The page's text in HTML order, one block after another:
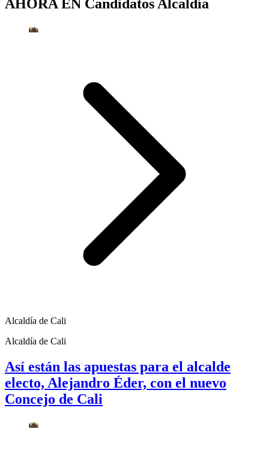
AHORA EN Candidatos Alcaldía
Alcaldía de Cali
Alcaldía de Cali
Así están las apuestas para el alcalde
electo, Alejandro Éder, con el nuevo
Concejo de Cali